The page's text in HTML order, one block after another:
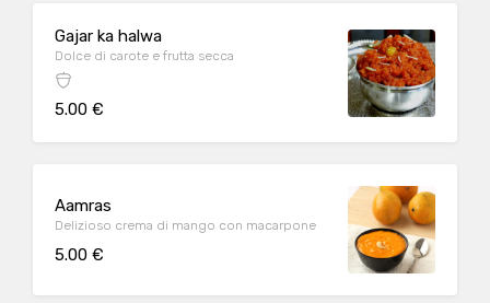
Gajar ka halwa
Dolce di carote e frutta secca
5.00 €
Aamras
Delizioso crema di mango con macarpone
5.00 €